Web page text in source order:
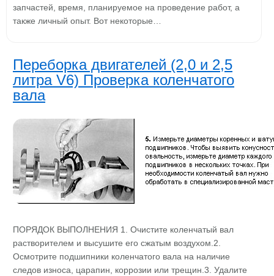
запчастей, время, планируемое на проведение работ, а
также личный опыт. Вот некоторые…
Переборка двигателей (2,0 и 2,5
литра V6) Проверка коленчатого
вала
ПОРЯДОК ВЫПОЛНЕНИЯ 1. Очистите коленчатый вал
растворителем и высушите его сжатым воздухом.2.
Осмотрите подшипники коленчатого вала на наличие
следов износа, царапин, коррозии или трещин.3. Удалите